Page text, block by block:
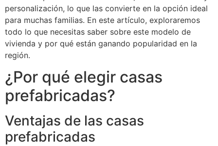
personalización, lo que las convierte en la opción ideal
para muchas familias. En este artículo, exploraremos
todo lo que necesitas saber sobre este modelo de
vivienda y por qué están ganando popularidad en la
región.
¿Por qué elegir casas
prefabricadas?
Ventajas de las casas
prefabricadas